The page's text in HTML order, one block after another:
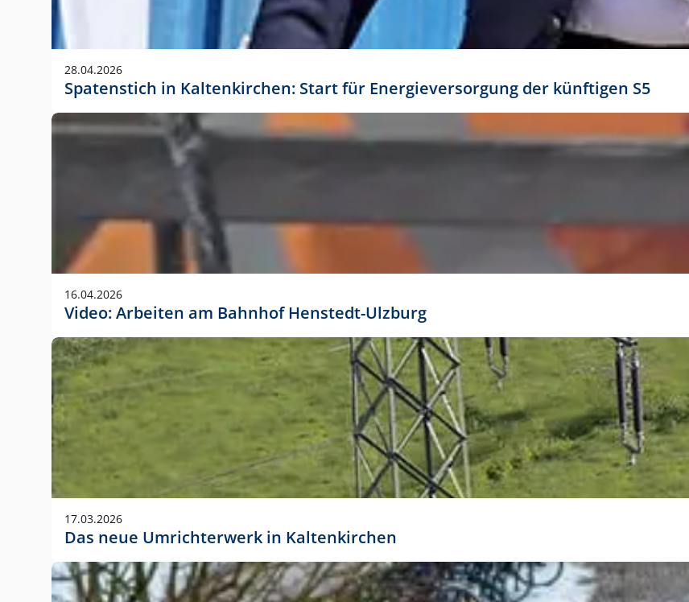
Anwendungsgröße im Layout:
Die Logohöhe beträgt 4 – 10 % der jeweiligen Formathöhe. Daraus ergeben sich für gängige Formate
folgende fest definierte Anwendungsgrößen im Layout:
DIN A3 – 15 mm hoch (5 %)
DIN A1 – 39 mm hoch (5 %)
DIN lang – 10 mm hoch (5 %)
1080 x 1080 px – 78 px hoch (7 %)
In Ausnahmefällen darf das Logo jedoch auch größer oder kleiner gesetzt werden. Dazu bedarf es jedoch
stets der vorherigen Absprache mit der Marketingabteilung.
28.04.2026
Spatenstich in Kaltenkirchen: Start für Energieversorgung der künftigen S5
16.04.2026
Video: Arbeiten am Bahnhof Henstedt-Ulzburg
17.03.2026
Das neue Umrichterwerk in Kaltenkirchen